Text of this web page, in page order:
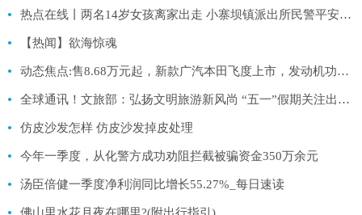
热点在线丨两名14岁女孩离家出走 小寨坝镇派出所民警平安找回
【热闻】欲海惊魂
动态焦点:售8.68万元起，新款广汽本田飞度上市，发动机功率下降/鼓式刹车
全球通讯！文旅部：弘扬文明旅游新风尚 “五一”假期关注出行安全
仿皮沙发怎样 仿皮沙发掉皮处理
今年一季度，从化警方成功劝阻拦截被骗资金350万余元
汤臣倍健一季度净利润同比增长55.27%_每日速读
佛山里水花月夜在哪里?(附出行指引)